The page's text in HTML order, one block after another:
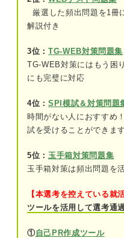
問題3（
問題5（
問題7（
問題8（
問題9（
問題11
問題12
厳選した頻出問題を1冊
解説付き
3位： TG-WEB対策問題集
TG-WEB対策にはもう困
にも完璧に対応
4位： SPI模試＆対策問題
時間がない人におすすめ
試を受けることができます
5位： 玉手箱対策問題集
玉手箱対策は頻出問題を
【本選考を控えている就
ツールを活用して選考通
①自己PR作成ツール